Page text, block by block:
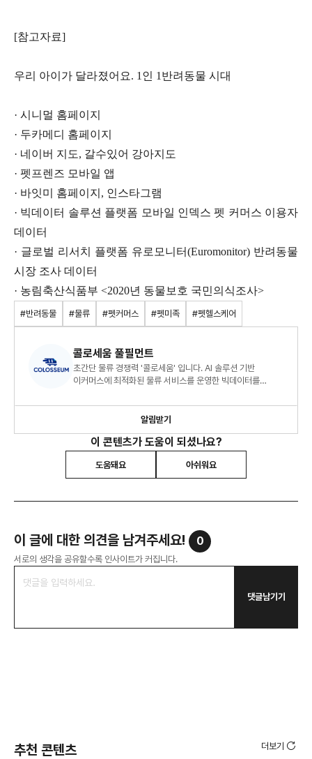
[참고자료]
우리 아이가 달라졌어요. 1 인 1 반려동물 시대
· 시니멀 홈페이지
· 두카메디 홈페이지
· 네이버 지도, 갈수있어 강아지도
· 펫프렌즈 모바일 앱
· 바잇미 홈페이지 , 인스타그램
· 빅데이터 솔루션 플랫폼 모바일 인덱스 펫 커머스 이용자
데이터
· 글로벌 리서치 플랫폼 유로모니터(Euromonitor) 반려동물
시장 조사 데이터
· 농림축산식품부 <2020년 동물보호 국민의식조사>
#반려동물 #물류 #펫커머스 #펫미족 #펫헬스케어
콜로세움 풀필먼트
초간단 물류 경쟁력 '콜로세움' 입니다. AI 솔루션 기반
이커머스에 최적화된 물류 서비스를 운영한 빅데이터를
알림받기
이 콘텐츠가 도움이 되셨나요?
도움돼요 아쉬워요
이 글에 대한 의견을 남겨주세요! 0
서로의 생각을 공유할수록 인사이트가 커집니다.
댓글남기기
추천 콘텐츠 더보기